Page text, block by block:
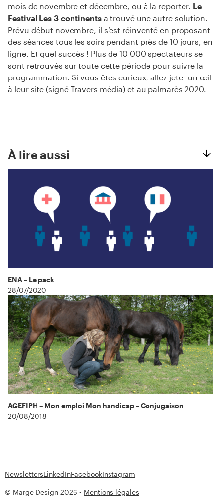
mois de novembre et décembre, ou à la reporter. Le
Festival Les 3 continents a trouvé une autre solution.
Prévu début novembre, il s’est réinventé en proposant
des séances tous les soirs pendant près de 10 jours, en
ligne. Et quel succès ! Plus de 10 000 spectateurs se
sont retrouvés sur toute cette période pour suivre la
programmation. Si vous êtes curieux, allez jeter un œil
à leur site (signé Travers média) et au palmarès 2020.
À lire aussi
ENA – Le pack
28/07/2020
AGEFIPH – Mon emploi Mon handicap – Conjugaison
20/08/2018
© Marge Design 2026 • Mentions légales
NewslettersLinkedInFacebookInstagram